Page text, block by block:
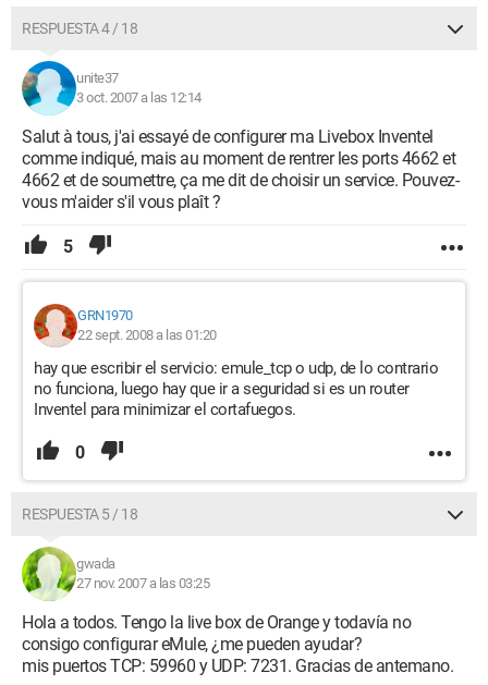
RESPUESTA 4 / 18
unite37
3 oct. 2007 a las 12:14
Salut à tous, j'ai essayé de configurer ma Livebox Inventel
comme indiqué, mais au moment de rentrer les ports 4662 et
4662 et de soumettre, ça me dit de choisir un service. Pouvez-
vous m'aider s'il vous plaît ?
5
GRN1970
22 sept. 2008 a las 01:20
hay que escribir el servicio: emule_tcp o udp, de lo contrario
no funciona, luego hay que ir a seguridad si es un router
Inventel para minimizar el cortafuegos.
0
RESPUESTA 5 / 18
gwada
27 nov. 2007 a las 03:25
Hola a todos. Tengo la live box de Orange y todavía no
consigo configurar eMule, ¿me pueden ayudar?
mis puertos TCP: 59960 y UDP: 7231. Gracias de antemano.